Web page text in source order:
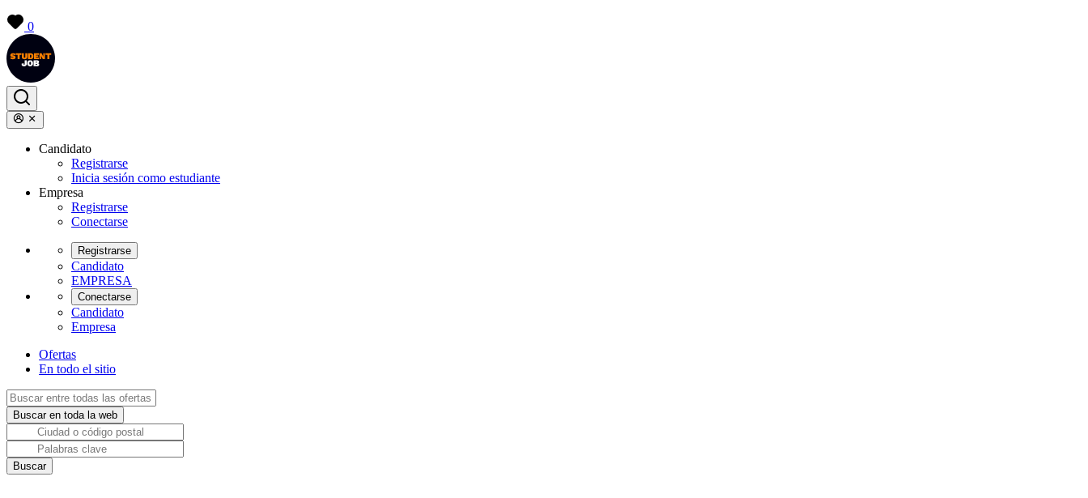
0
Candidato
Registrarse
Inicia sesión como estudiante
Empresa
Registrarse
Conectarse
Registrarse
Candidato
EMPRESA
Conectarse
Candidato
Empresa
Ofertas
En todo el sitio